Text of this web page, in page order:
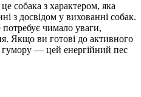
собака з характером, яка
з досвідом у вихованні собак.
потребує чимало уваги,
Якщо ви готові до активного
гумору — цей енергійний пес